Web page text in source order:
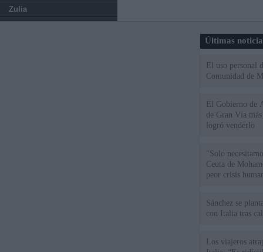
Zulia
Últimas
El uso personal
Comunidad de
El Gobierno de
de Gran Vía
logró venderlo
"Solo
Ceuta de
peor crisis
Sánchez se
con Italia tras
Los viajeros